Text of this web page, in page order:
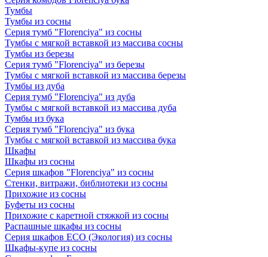
Тумбы
Тумбы из сосны
Серия тумб "Florenciya" из сосны
Тумбы с мягкой вставкой из массива сосны
Тумбы из березы
Серия тумб "Florenciya" из березы
Тумбы с мягкой вставкой из массива березы
Тумбы из дуба
Серия тумб "Florenciya" из дуба
Тумбы с мягкой вставкой из массива дуба
Тумбы из бука
Серия тумб "Florenciya" из бука
Тумбы с мягкой вставкой из массива бука
Шкафы
Шкафы из сосны
Серия шкафов "Florenciya" из сосны
Стенки, витражи, библиотеки из сосны
Прихожие из сосны
Буфеты из сосны
Прихожие с каретной стяжкой из сосны
Распашные шкафы из сосны
Серия шкафов ECO (Экология) из сосны
Шкафы-купе из сосны